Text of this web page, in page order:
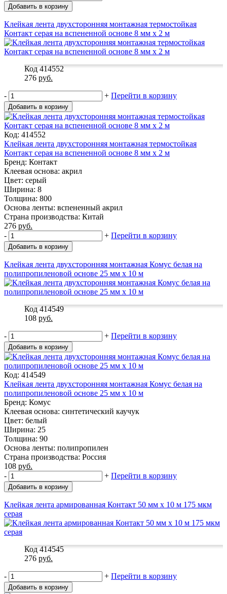
Добавить в корзину
Клейкая лента двухсторонняя монтажная термостойкая
Контакт серая на вспененной основе 8 мм x 2 м
Код 414552
276 руб.
- + Перейти в корзину
Добавить в корзину
Код: 414552
Клейкая лента двухсторонняя монтажная термостойкая
Контакт серая на вспененной основе 8 мм x 2 м
Бренд: Контакт
Клеевая основа: акрил
Цвет: серый
Ширина: 8
Толщина: 800
Основа ленты: вспененный акрил
Страна производства: Китай
276 руб.
-
+ Перейти в корзину
Добавить в корзину
Клейкая лента двухсторонняя монтажная Комус белая на
полипропиленовой основе 25 мм x 10 м
Код 414549
108 руб.
- + Перейти в корзину
Добавить в корзину
Код: 414549
Клейкая лента двухсторонняя монтажная Комус белая на
полипропиленовой основе 25 мм x 10 м
Бренд: Комус
Клеевая основа: синтетический каучук
Цвет: белый
Ширина: 25
Толщина: 90
Основа ленты: полипропилен
Страна производства: Россия
108 руб.
-
+ Перейти в корзину
Добавить в корзину
Клейкая лента армированная Контакт 50 мм x 10 м 175 мкм
серая
Код 414545
276 руб.
- + Перейти в корзину
Добавить в корзину